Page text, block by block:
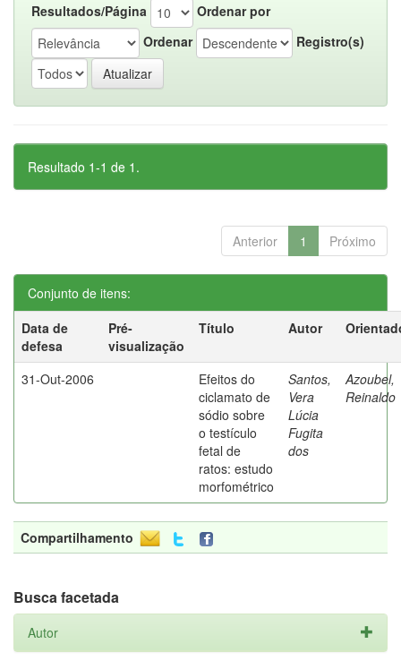
Resultados/Página
Ordenar por
Ordenar
Registro(s)
Resultado 1-1 de 1.
Anterior 1 Próximo
Conjunto de itens:
Data de
defesa
Pré-
visualização
Título Autor
31-Out-2006
Efeitos do
ciclamato de
sódio sobre
o testículo
fetal de
ratos: estudo
morfométrico
Santos,
Vera
Lúcia
Fugita
dos
Azoubel,
Reinaldo
Compartilhamento
Busca facetada
Autor